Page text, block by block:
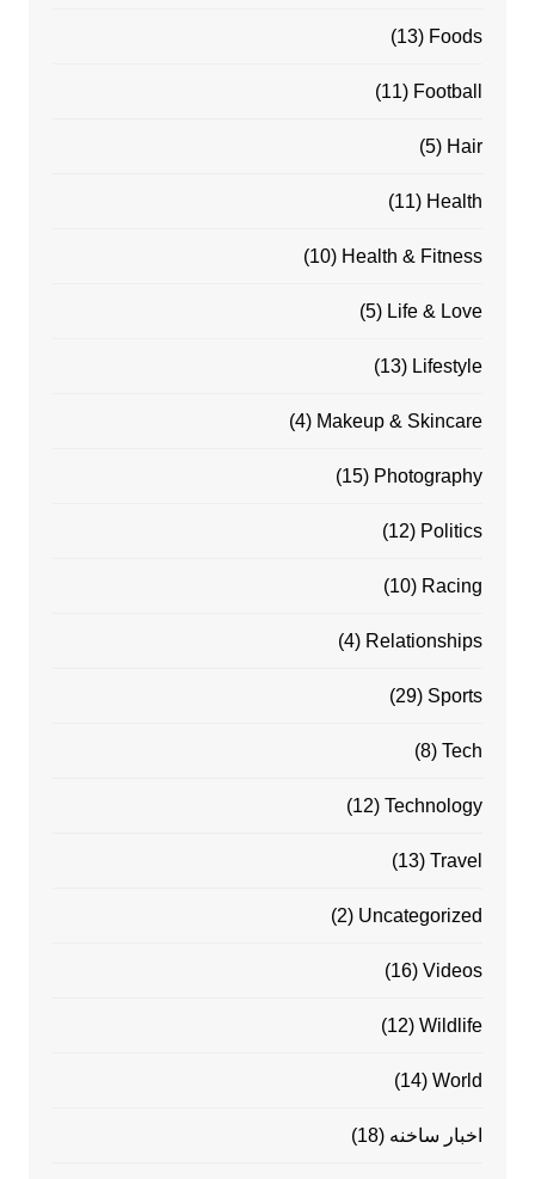
Foods
(13)
Football
(11)
Hair
(5)
Health
(11)
Health & Fitness
(10)
Life & Love
(5)
Lifestyle
(13)
Makeup & Skincare
(4)
Photography
(15)
Politics
(12)
Racing
(10)
Relationships
(4)
Sports
(29)
Tech
(8)
Technology
(12)
Travel
(13)
Uncategorized
(2)
Videos
(16)
Wildlife
(12)
World
(14)
اخبار ساخنه (18)